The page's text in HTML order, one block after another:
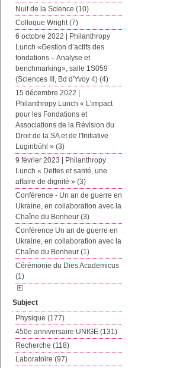
Nuit de la Science (10)
Colloque Wright (7)
6 octobre 2022 | Philanthropy
Lunch «Gestion d’actifs des
fondations – Analyse et
benchmarking», salle 1S059
(Sciences III, Bd d'Yvoy 4) (4)
15 décembre 2022 |
Philanthropy Lunch « L'impact
pour les Fondations et
Associations de la Révision du
Droit de la SA et de l'Initiative
Luginbühl » (3)
9 février 2023 | Philanthropy
Lunch « Dettes et santé, une
affaire de dignité » (3)
Conférence - Un an de guerre en
Ukraine, en collaboration avec la
Chaîne du Bonheur (3)
Conférence Un an de guerre en
Ukraine, en collaboration avec la
Chaîne du Bonheur (1)
Cérémonie du Dies Academicus
(1)
Subject
Physique (177)
450e anniversaire UNIGE (131)
Recherche (118)
Laboratoire (97)